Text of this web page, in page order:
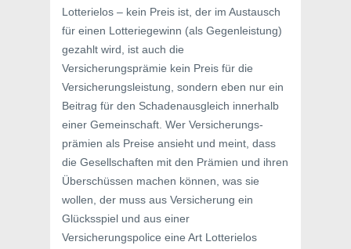
Lotterielos – kein Preis ist, der im Austausch
für einen Lotteriegewinn (als Gegenleistung)
gezahlt wird, ist auch die
Versicherungsprämie kein Preis für die
Versicherungsleistung, sondern eben nur ein
Beitrag für den Schadenausgleich innerhalb
einer Gemeinschaft. Wer Versicherungs-
prämien als Preise ansieht und meint, dass
die Gesellschaften mit den Prämien und ihren
Überschüssen machen können, was sie
wollen, der muss aus Versicherung ein
Glücksspiel und aus einer
Versicherungspolice eine Art Lotterielos